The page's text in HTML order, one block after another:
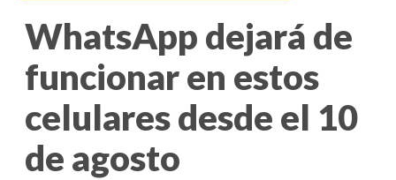
WhatsApp dejará de
funcionar en estos
celulares desde el 10
de agosto